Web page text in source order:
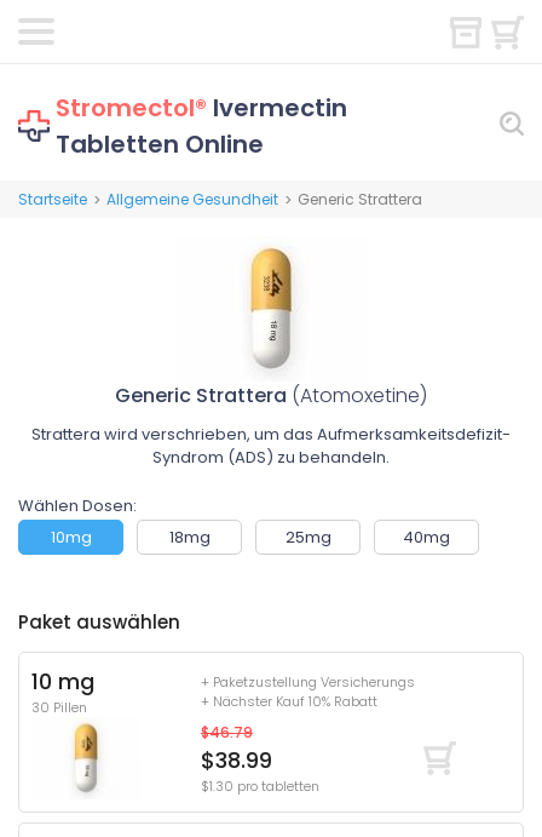
Stromectol® Ivermectin
Tabletten Online
Startseite > Allgemeine Gesundheit > Generic Strattera
Generic Strattera (Atomoxetine)
Strattera wird verschrieben, um das Aufmerksamkeitsdefizit-
Syndrom (ADS) zu behandeln.
Wählen Dosen:
10mg
18mg 25mg 40mg
Paket auswählen
10 mg
30 Pillen
+ Paketzustellung Versicherungs
+ Nächster Kauf 10% Rabatt
$46.79
$38.99
$1.30 pro tabletten